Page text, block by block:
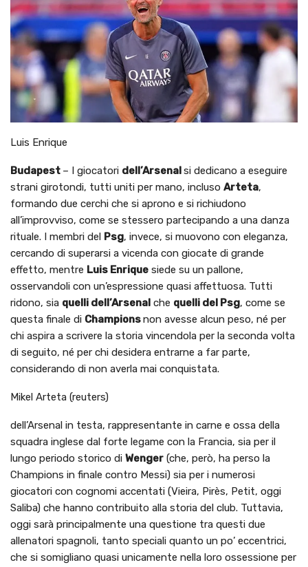
Luis Enrique
Budapest – I giocatori dell’Arsenalsi dedicano a eseguire
strani girotondi, tutti uniti per mano, incluso Arteta,
formando due cerchi che si aprono e si richiudono
all’improvviso, come se stessero partecipando a una danza
rituale. I membri del Psg, invece, si muovono con eleganza,
cercando di superarsi a vicenda con giocate di grande
effetto, mentre Luis Enrique siede su un pallone,
osservandoli con un’espressione quasi affettuosa. Tutti
ridono, sia quelli dell’Arsenal che quelli del Psg, come se
questa finale di Championsnon avesse alcun peso, né per
chi aspira a scrivere la storia vincendola per la seconda volta
di seguito, né per chi desidera entrarne a far parte,
considerando di non averla mai conquistata.
Mikel Arteta (reuters)
dell’Arsenal in testa, rappresentante in carne e ossa della
squadra inglese dal forte legame con la Francia, sia per il
lungo periodo storico di Wenger (che, però, ha perso la
Champions in finale contro Messi) sia per i numerosi
giocatori con cognomi accentati (Vieira, Pirès, Petit, oggi
Saliba) che hanno contribuito alla storia del club. Tuttavia,
oggi sarà principalmente una questione tra questi due
allenatori spagnoli, tanto speciali quanto un po’ eccentrici,
che si somigliano quasi unicamente nella loro ossessione per